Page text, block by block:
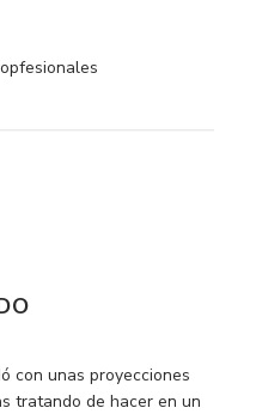
con unas proyecciones
tratando de hacer en un
Súper recomendado! Me